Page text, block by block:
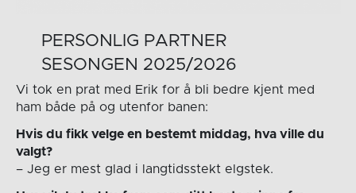
PERSONLIG PARTNER
SESONGEN 2025/2026
Vi tok en prat med Erik for å bli bedre kjent med
ham både på og utenfor banen:
Hvis du fikk velge en bestemt middag, hva ville du
valgt?
– Jeg er mest glad i langtidsstekt elgstek.